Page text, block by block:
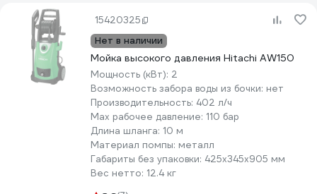
15420325
Нет в наличии
Мойка высокого давления Hitachi AW150
Мощность (кВт): 2
Возможность забора воды из бочки: нет
Производительность: 402 л/ч
Мах рабочее давление: 110 бар
Длина шланга: 10 м
Материал помпы: металл
Габариты без упаковки: 425х345х905 мм
Вес нетто: 12.4 кг